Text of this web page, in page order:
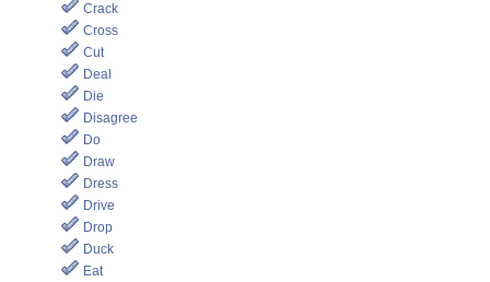
Crack
Cross
Cut
Deal
Die
Disagree
Do
Draw
Dress
Drive
Drop
Duck
Eat